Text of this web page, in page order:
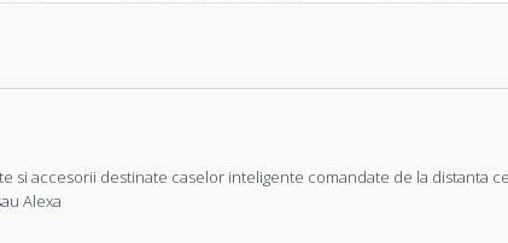
si accesorii destinate caselor inteligente comandate de la distanta
Alexa